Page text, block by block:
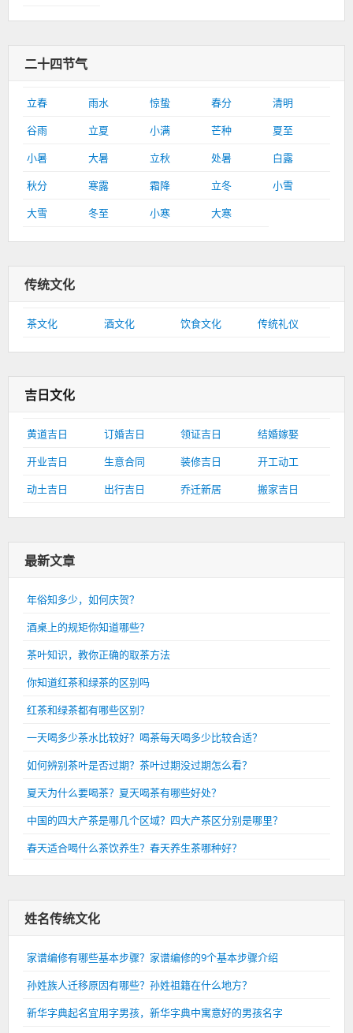
二十四节气
立春 雨水 惊蛰 春分
清明
谷雨
立夏 小满 芒种
夏至
小暑
大暑 立秋 处暑
白露
秋分
寒露 霜降 立冬
小雪
大雪
冬至 小寒 大寒
传统文化
茶文化 酒文化 饮食文化 传统礼仪
吉日文化
黄道吉日 订婚吉日 领证吉日
结婚嫁娶
开业吉日
生意合同 装修吉日
开工动工
动土吉日
出行吉日 乔迁新居 搬家吉日
最新文章
年俗知多少，如何庆贺？
酒桌上的规矩你知道哪些？
茶叶知识，教你正确的取茶方法
你知道红茶和绿茶的区别吗
红茶和绿茶都有哪些区别？
一天喝多少茶水比较好？喝茶每天喝多少比较合适？
如何辨别茶叶是否过期？茶叶过期没过期怎么看？
夏天为什么要喝茶？夏天喝茶有哪些好处？
中国的四大产茶是哪几个区域？四大产茶区分别是哪里？
春天适合喝什么茶饮养生？春天养生茶哪种好？
姓名传统文化
家谱编修有哪些基本步骤？家谱编修的9个基本步骤介绍
孙姓族人迁移原因有哪些？孙姓祖籍在什么地方？
新华字典起名宜用字男孩，新华字典中寓意好的男孩名字